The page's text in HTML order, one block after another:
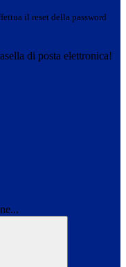
il reset della password
di posta elettronica!